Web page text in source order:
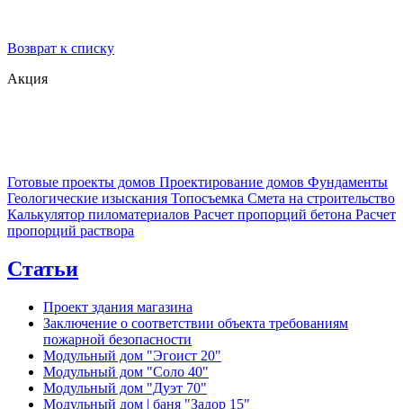
Возврат к списку
Акция
Готовые проекты домов Проектирование домов Фундаменты
Геологические изыскания Топосъемка Смета на строительство
Калькулятор пиломатериалов Расчет пропорций бетона Расчет
пропорций раствора
Статьи
Проект здания магазина
Заключение о соответствии объекта требованиям
пожарной безопасности
Модульный дом "Эгоист 20"
Модульный дом "Соло 40"
Модульный дом "Дуэт 70"
Модульный дом | баня "Задор 15"